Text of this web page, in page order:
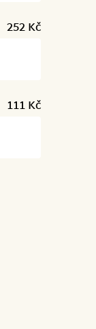
252 Kč
111 Kč